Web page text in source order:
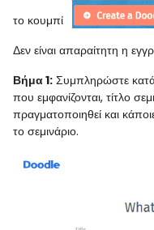
το κουμπί
Δεν είναι απαραίτητη η
Βήμα 1: Συμπληρώστε
που εμφανίζονται, τίτλο
πραγματοποιηθεί και
το σεμινάριο.